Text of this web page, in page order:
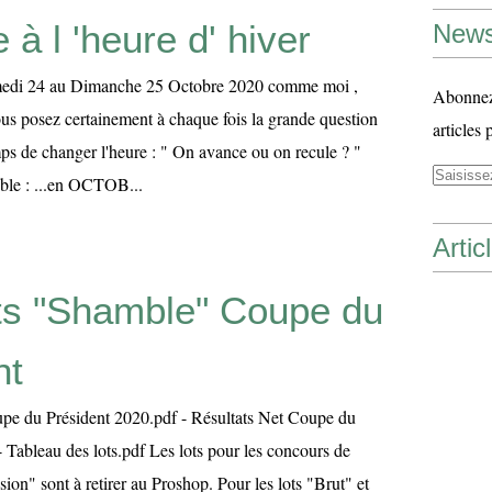
à l 'heure d' hiver
24 au Dimanche 25 Octobre 2020 comme moi ,
posez certainement à chaque fois la grande question
de changer l'heure : " On avance ou on recule ? "
: ...en OCTOB...
"Shamble" Coupe du
du Président 2020.pdf - Résultats Net Coupe du
des lots.pdf Les lots pour les concours de
sont à retirer au Proshop. Pour les lots "Brut" et
articles